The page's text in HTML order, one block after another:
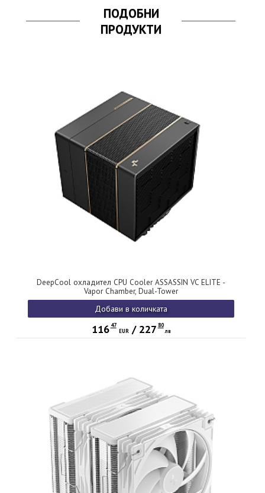
ПОДОБНИ
ПРОДУКТИ
DeepCool охладител CPU Cooler ASSASSIN VC ELITE -
Vapor Chamber, Dual-Tower
Добави в количката
116 47
EUR/ 227 80
лв